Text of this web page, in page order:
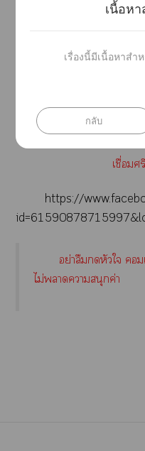
รับอนุญาตาเ
าเา ไม่มีเพื่อนคุย มี
อย่าลืมเข้าไ
เชื่อม
https://
อย่าลืมหัวใ
ไม่าาสนุกค่า
เนื้อห
เรื่องนี้มีเนื้อหาสำ
กลับ